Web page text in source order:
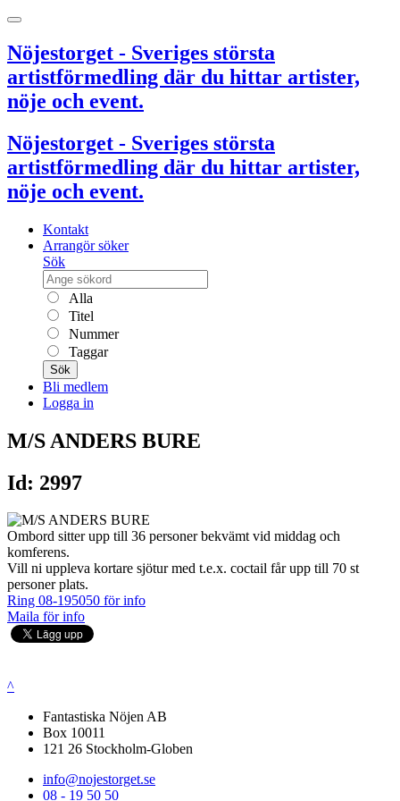
Nöjestorget - Sveriges största
artistförmedling där du hittar artister,
nöje och event.
Nöjestorget - Sveriges största
artistförmedling där du hittar artister,
nöje och event.
Kontakt
Arrangör söker
Sök
Alla
Titel
Nummer
Taggar
Sök
Bli medlem
Logga in
M/S ANDERS BURE
Id: 2997
Ombord sitter upp till 36 personer bekvämt vid middag och
komferens.
Vill ni uppleva kortare sjötur med t.e.x. coctail får upp till 70 st
personer plats.
Ring 08-195050 för info
Maila för info
^
Fantastiska Nöjen AB
Box 10011
121 26 Stockholm-Globen
info@nojestorget.se
08 - 19 50 50